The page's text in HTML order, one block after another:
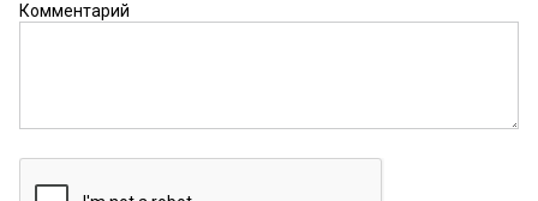
Комментарий